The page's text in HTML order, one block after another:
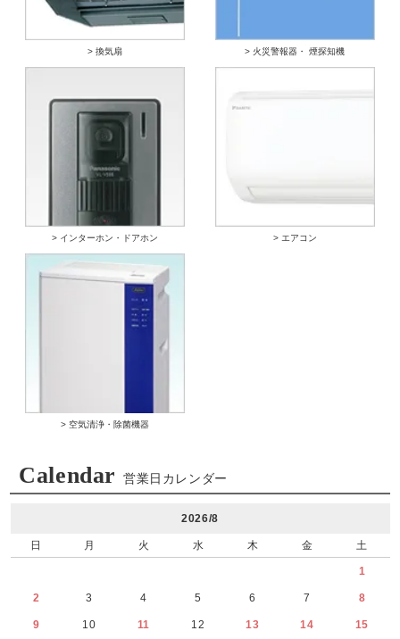
> 換気扇 > 火災警報器・ 煙探知機
> インターホン・ドアホン > エアコン
> 空気清浄・除菌機器
Calendar 営業日カレンダー
2026/8
日 月 火 水 木 金 土
1
2 3 4 5 6 7 8
9 10 11 12 13 14 15